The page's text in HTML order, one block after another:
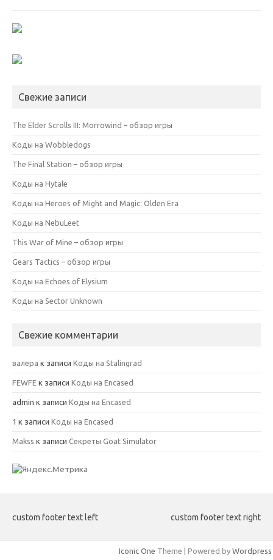
Свежие записи
The Elder Scrolls III: Morrowind – обзор игры
Коды на Wobbledogs
The Final Station – обзор игры
Коды на Hytale
Коды на Heroes of Might and Magic: Olden Era
Коды на NebuLeet
This War of Mine – обзор игры
Gears Tactics – обзор игры
Коды на Echoes of Elysium
Коды на Sector Unknown
Свежие комментарии
валера к записи Коды на Stalingrad
FEWFE к записи Коды на Encased
admin к записи Коды на Encased
1 к записи Коды на Encased
Makss к записи Секреты Goat Simulator
custom footer text left custom footer text right
Iconic One Theme | Powered by Wordpress